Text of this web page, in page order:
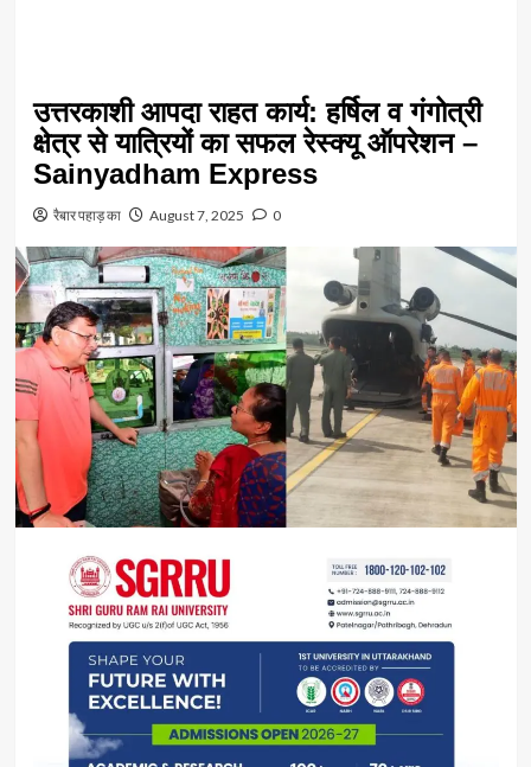
उत्तरकाशी आपदा राहत कार्य: हर्षिल व गंगोत्री
क्षेत्र से यात्रियों का सफल रेस्क्यू ऑपरेशन –
Sainyadham Express
रैबार पहाड़ का August 7, 2025 0